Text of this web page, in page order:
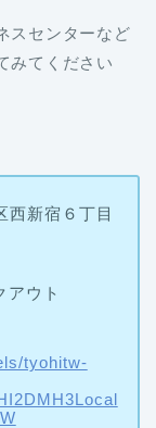
スセンターなど
みてください
新宿６丁目
アウト
tyohitw-